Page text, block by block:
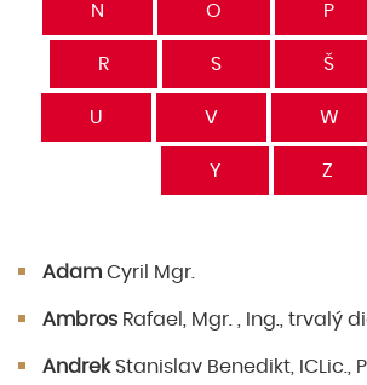
N O P
R S Š
U V W
Y Z
Adam Cyril Mgr.
Ambros Rafael, Mgr. , Ing., trvalý
AndrekStanislav Benedikt, ICLic.,